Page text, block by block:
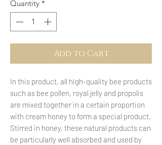
Quantity *
Add to Cart
In this product, all high-quality bee products
such as bee pollen, royal jelly and propolis
are mixed together in a certain proportion
with cream honey to form a special product.
Stirred in honey, these natural products can
be particularly well absorbed and used by